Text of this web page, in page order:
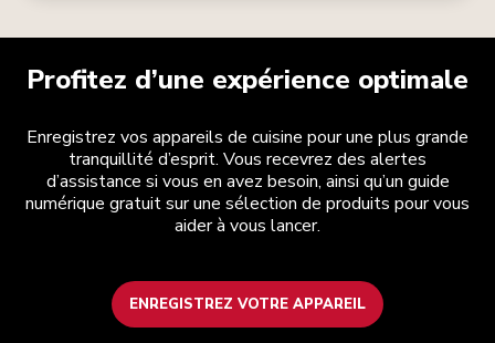
Profitez d’une expérience optimale
Enregistrez vos appareils de cuisine pour une plus grande
tranquillité d’esprit. Vous recevrez des alertes
d’assistance si vous en avez besoin, ainsi qu’un guide
numérique gratuit sur une sélection de produits pour vous
aider à vous lancer.
ENREGISTREZ VOTRE APPAREIL